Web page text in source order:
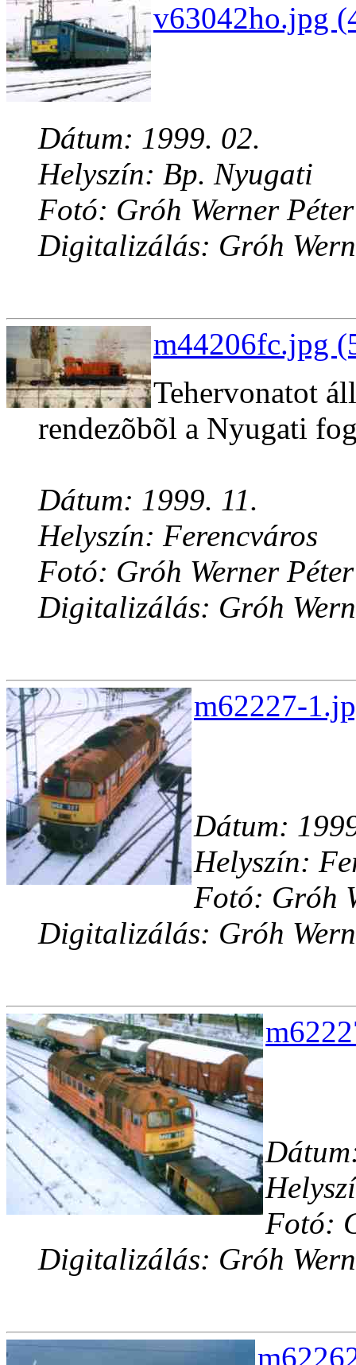
v63042ho.jpg
Dátum: 1999. 02.
Helyszín: Bp. Nyugati
Fotó: Gróh Werner Péter
Digitalizálás: Gróh
m44206fc.jpg
Tehervonatot
rendezõbõl a Nyugati
Dátum: 1999. 11.
Helyszín: Ferencváros
Fotó: Gróh Werner Péter
Digitalizálás: Gróh
m62227-
Dátum:
Helyszín:
Fotó: Gróh
Digitalizálás: Gróh
Fotó:
Digitalizálás: Gróh